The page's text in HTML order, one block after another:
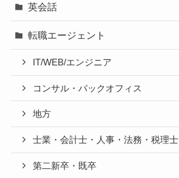
英会話
転職エージェント
IT/WEB/エンジニア
コンサル・バックオフィス
地方
士業・会計士・人事・法務・税理士
第二新卒・既卒